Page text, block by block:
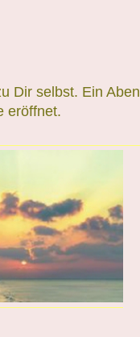
Dir selbst. Ein
eröffnet.